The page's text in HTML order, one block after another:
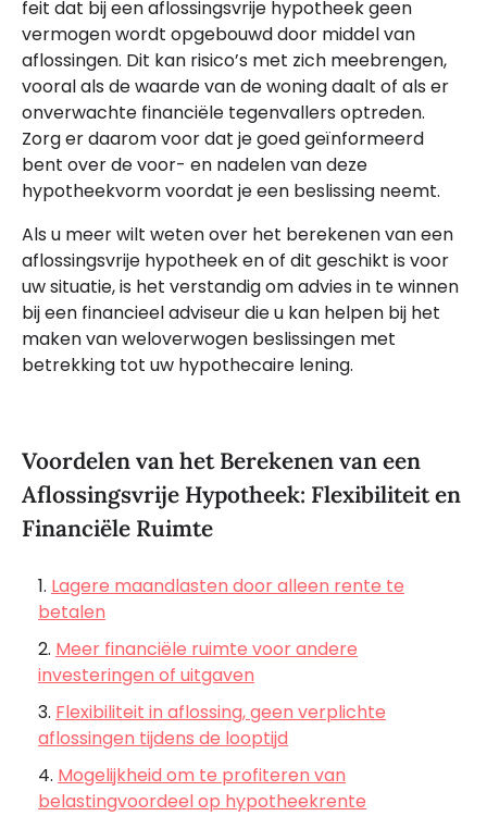
feit dat bij een aflossingsvrije hypotheek geen
vermogen wordt opgebouwd door middel van
aflossingen. Dit kan risico’s met zich meebrengen,
vooral als de waarde van de woning daalt of als er
onverwachte financiële tegenvallers optreden.
Zorg er daarom voor dat je goed geïnformeerd
bent over de voor- en nadelen van deze
hypotheekvorm voordat je een beslissing neemt.
Als u meer wilt weten over het berekenen van een
aflossingsvrije hypotheek en of dit geschikt is voor
uw situatie, is het verstandig om advies in te winnen
bij een financieel adviseur die u kan helpen bij het
maken van weloverwogen beslissingen met
betrekking tot uw hypothecaire lening.
Voordelen van het Berekenen van een
Aflossingsvrije Hypotheek: Flexibiliteit en
Financiële Ruimte
Lagere maandlasten door alleen rente te
betalen
Meer financiële ruimte voor andere
investeringen of uitgaven
Flexibiliteit in aflossing, geen verplichte
aflossingen tijdens de looptijd
Mogelijkheid om te profiteren van
belastingvoordeel op hypotheekrente